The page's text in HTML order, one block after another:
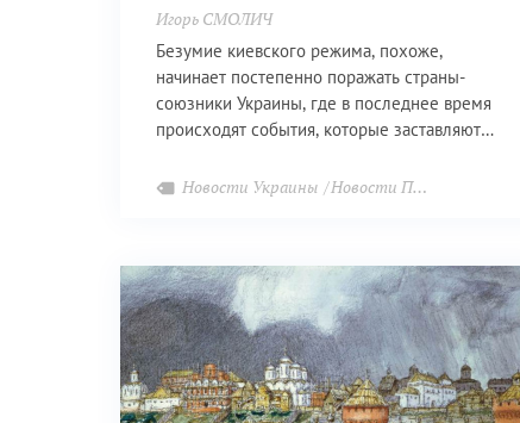
Игорь СМОЛИЧ
Безумие киевского режима, похоже,
начинает постепенно поражать страны-
союзники Украины, где в последнее время
происходят события, которые заставляют
инициирует
Новости Украины Новости Прибалтики